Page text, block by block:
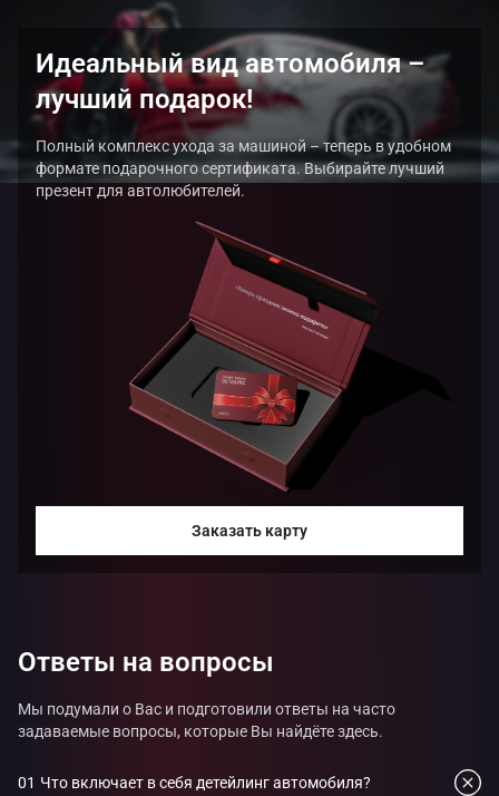
Идеальный вид автомобиля –
лучший подарок!
Полный комплекс ухода за машиной – теперь в удобном
формате подарочного сертификата. Выбирайте лучший
презент для автолюбителей.
Заказать карту
Ответы на вопросы
Мы подумали о Вас и подготовили ответы на часто
задаваемые вопросы, которые Вы найдёте здесь.
01 Что включает в себя детейлинг автомобиля?